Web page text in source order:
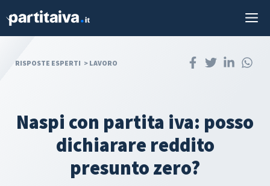
RISPOSTE ESPERTI > LAVORO
Naspi con partita iva: posso
dichiarare reddito
presunto zero?